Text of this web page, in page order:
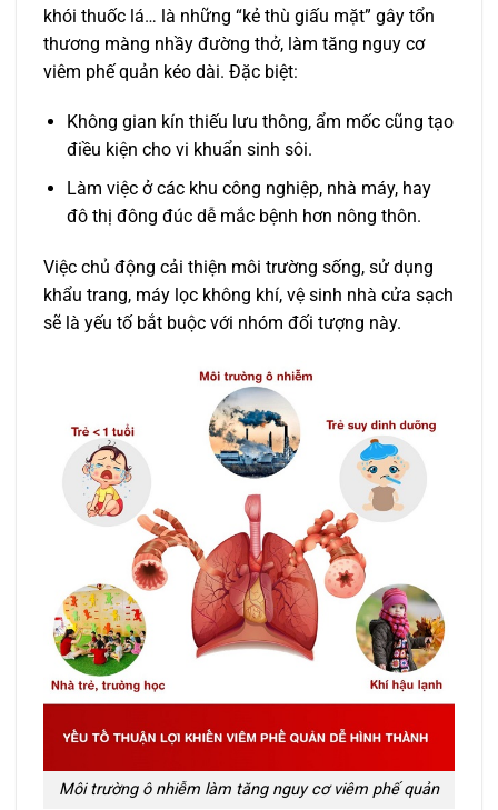
khói thuốc lá… là những “kẻ thù giấu mặt” gây tổn
thương màng nhầy đường thở, làm tăng nguy cơ
viêm phế quản kéo dài. Đặc biệt:
Không gian kín thiếu lưu thông, ẩm mốc cũng tạo
điều kiện cho vi khuẩn sinh sôi.
Làm việc ở các khu công nghiệp, nhà máy, hay
đô thị đông đúc dễ mắc bệnh hơn nông thôn.
Việc chủ động cải thiện môi trường sống, sử dụng
khẩu trang, máy lọc không khí, vệ sinh nhà cửa sạch
sẽ là yếu tố bắt buộc với nhóm đối tượng này.
Môi trường ô nhiễm làm tăng nguy cơ viêm phế quản